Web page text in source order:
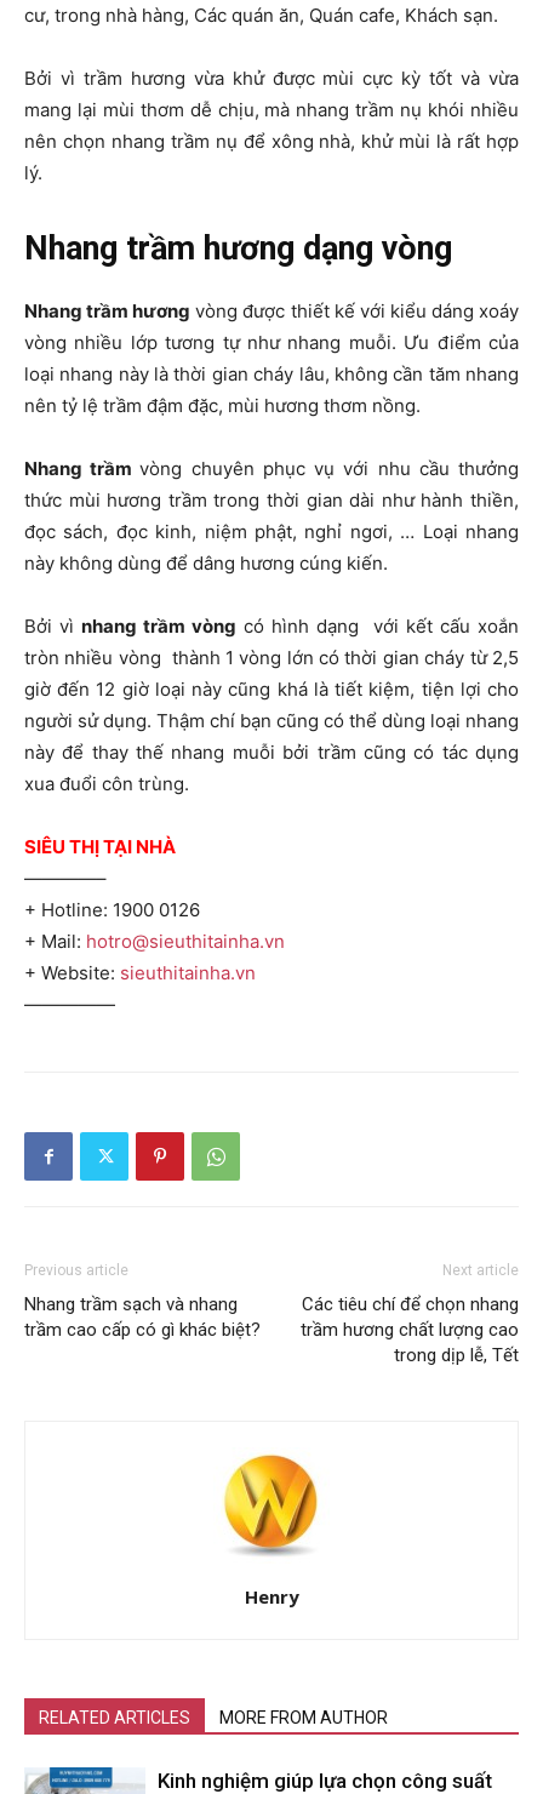
cư, trong nhà hàng, Các quán ăn, Quán cafe, Khách sạn.
Bởi vì trầm hương vừa khử được mùi cực kỳ tốt và vừa
mang lại mùi thơm dễ chịu, mà nhang trầm nụ khói nhiều
nên chọn nhang trầm nụ để xông nhà, khử mùi là rất hợp
lý.
Nhang trầm hương dạng vòng
Nhang trầm hương vòng được thiết kế với kiểu dáng xoáy
vòng nhiều lớp tương tự như nhang muỗi. Ưu điểm của
loại nhang này là thời gian cháy lâu, không cần tăm nhang
nên tỷ lệ trầm đậm đặc, mùi hương thơm nồng.
Nhang trầmvòng chuyên phục vụ với nhu cầu thưởng
thức mùi hương trầm trong thời gian dài như hành thiền,
đọc sách, đọc kinh, niệm phật, nghỉ ngơi, … Loại nhang
này không dùng để dâng hương cúng kiến.
Bởi vì nhang trầm vòng có hình dạng với kết cấu xoắn
tròn nhiều vòng thành 1 vòng lớn có thời gian cháy từ 2,5
giờ đến 12 giờ loại này cũng khá là tiết kiệm, tiện lợi cho
người sử dụng. Thậm chí bạn cũng có thể dùng loại nhang
này để thay thế nhang muỗi bởi trầm cũng có tác dụng
xua đuổi côn trùng.
SIÊU THỊ TẠI NHÀ
————–
+ Hotline: 1900 0126
+ Mail: hotro@sieuthitainha.vn
+ Website: sieuthitainha.vn
—————
Previous article
Nhang trầm sạch và nhang
trầm cao cấp có gì khác biệt?
Next article
Các tiêu chí để chọn nhang
trầm hương chất lượng cao
trong dịp lễ, Tết
Henry
RELATED ARTICLES MORE FROM AUTHOR
Kinh nghiệm giúp lựa chọn công suất